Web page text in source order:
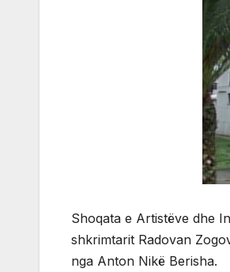
Shoqata e Artistëve dhe
shkrimtarit Radovan
nga Anton Nikë Berisha.